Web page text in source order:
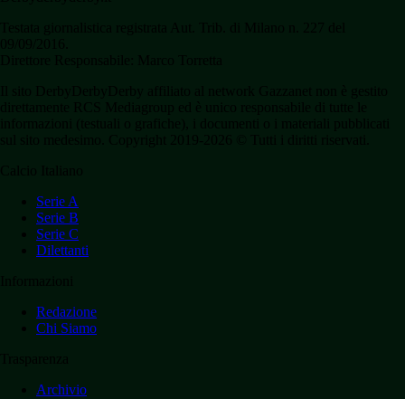
Serie A
Serie B
Serie C
Dilettanti
Redazione
Chi Siamo
Archivio